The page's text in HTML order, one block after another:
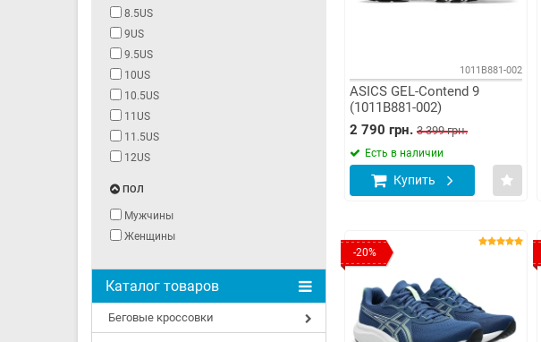
8.5US
9US
9.5US
10US
10.5US
11US
11.5US
12US
ПОЛ
Мужчины
Женщины
Каталог товаров
Беговые кроссовки
1011B881-002
ASICS GEL-Contend 9
(1011B881-002)
2 790 грн. 3 399 грн.
Есть в наличии
Купить
-20%